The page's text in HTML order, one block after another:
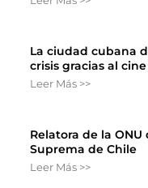
La ciudad cubana
crisis gracias al cine
Leer Más >>
Relatora de la
Suprema de Chile
Leer Más >>